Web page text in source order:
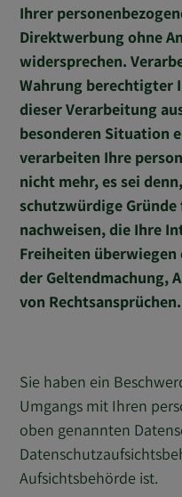
Ihrer
Direktwerbung ohne
widersprechen.
Wahrung berechtigter
dieser Verarbeitung
besonderen Situation
verarbeiten Ihre
nicht mehr, es sei
schutzwürdige
nachweisen, die Ihre
Freiheiten
der Geltendmachung,
von Rechtsansprüchen.
Sie haben ein
Umgangs mit Ihren
oben genannten
Aufsichtsbehörde ist.